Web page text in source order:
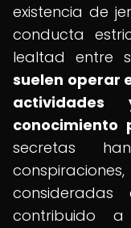
existencia de
conducta
lealtad entre
suelen operar
conocimiento
secretas
contribuido